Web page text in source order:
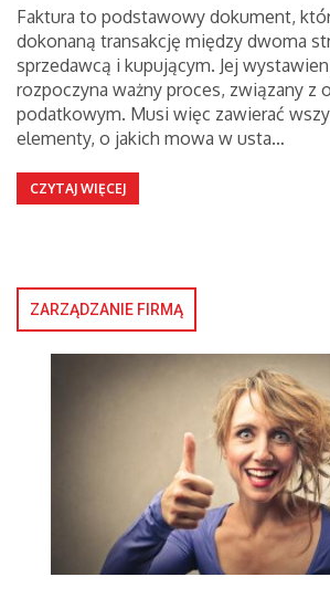
Faktura to podstawowy dokument,
dokonaną transakcję między dwoma
sprzedawcą i kupującym. Jej
rozpoczyna ważny proces, związany z
podatkowym. Musi więc zawierać
elementy, o jakich mowa w usta…
CZYTAJ WIĘCEJ
ZARZĄDZANIE FIRMĄ